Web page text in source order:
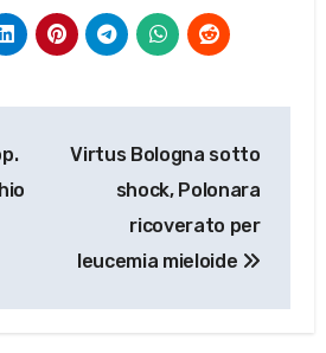
Virtus Bologna sotto
shock, Polonara
ricoverato per
leucemia mieloide